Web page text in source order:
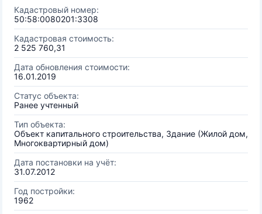
Кадастровый номер:
50:58:0080201:3308
Кадастровая стоимость:
2 525 760,31
Дата обновления стоимости:
16.01.2019
Статус объекта:
Ранее учтенный
Тип объекта:
Объект капитального строительства, Здание (Жилой дом,
Многоквартирный дом)
Дата постановки на учёт:
31.07.2012
Год постройки:
1962